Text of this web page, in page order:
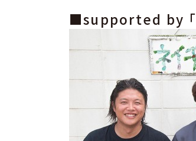
■supported by 「